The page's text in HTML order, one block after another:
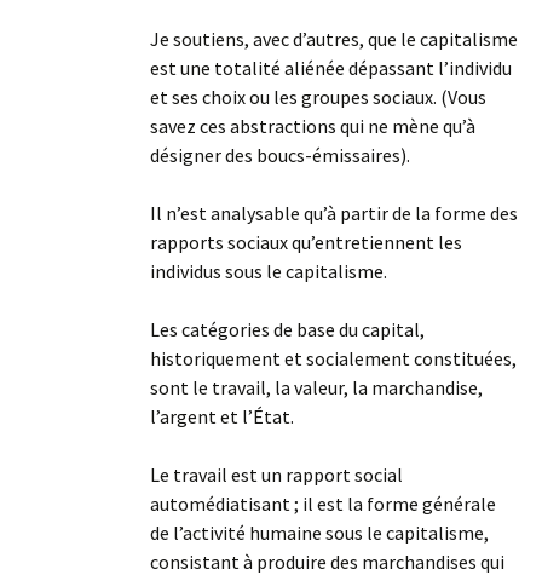
Je soutiens, avec d’autres, que le capitalisme
est une totalité aliénée dépassant l’individu
et ses choix ou les groupes sociaux. (Vous
savez ces abstractions qui ne mène qu’à
désigner des boucs-émissaires).
Il n’est analysable qu’à partir de la forme des
rapports sociaux qu’entretiennent les
individus sous le capitalisme.
Les catégories de base du capital,
historiquement et socialement constituées,
sont le travail, la valeur, la marchandise,
l’argent et l’État.
Le travail est un rapport social
automédiatisant ; il est la forme générale
de l’activité humaine sous le capitalisme,
consistant à produire des marchandises qui